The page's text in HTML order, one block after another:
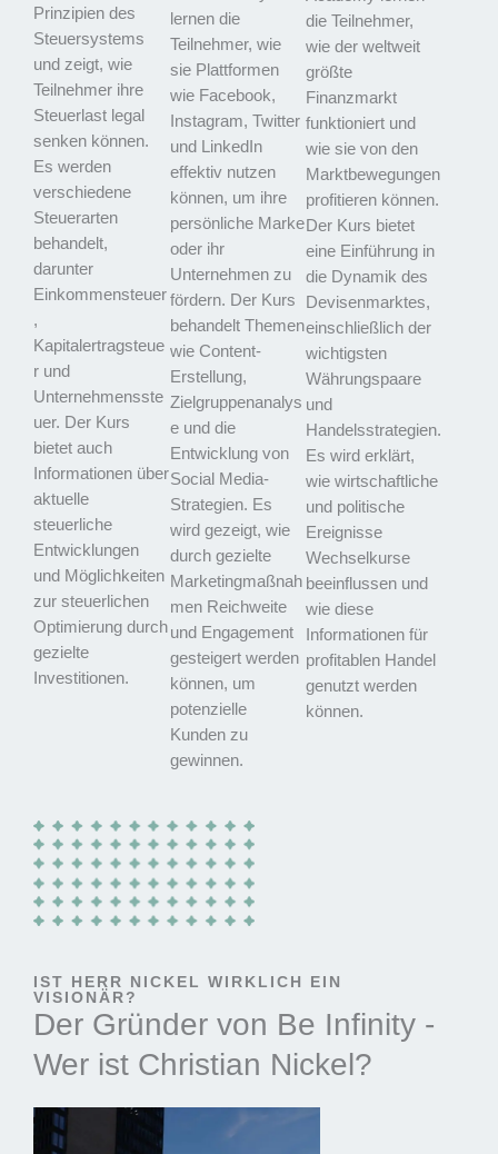
Prinzipien des
Steuersystems
und zeigt, wie
Teilnehmer ihre
Steuerlast legal
senken können.
Es werden
verschiedene
Steuerarten
behandelt,
darunter
Einkommensteuer
,
Kapitalertragsteue
r und
Unternehmensste
uer. Der Kurs
bietet auch
Informationen über
aktuelle
steuerliche
Entwicklungen
und Möglichkeiten
zur steuerlichen
Optimierung durch
gezielte
Investitionen.
lernen die
Teilnehmer, wie
sie Plattformen
wie Facebook,
Instagram, Twitter
und LinkedIn
effektiv nutzen
können, um ihre
persönliche Marke
oder ihr
Unternehmen zu
fördern. Der Kurs
behandelt Themen
wie Content-
Erstellung,
Zielgruppenanalys
e und die
Entwicklung von
Social Media-
Strategien. Es
wird gezeigt, wie
durch gezielte
Marketingmaßnah
men Reichweite
und Engagement
gesteigert werden
können, um
potenzielle
Kunden zu
gewinnen.
die Teilnehmer,
wie der weltweit
größte
Finanzmarkt
funktioniert und
wie sie von den
Marktbewegungen
profitieren können.
Der Kurs bietet
eine Einführung in
die Dynamik des
Devisenmarktes,
einschließlich der
wichtigsten
Währungspaare
und
Handelsstrategien.
Es wird erklärt,
wie wirtschaftliche
und politische
Ereignisse
Wechselkurse
beeinflussen und
wie diese
Informationen für
profitablen Handel
genutzt werden
können.
IST HERR NICKEL WIRKLICH EIN
VISIONÄR?
Der Gründer von Be Infinity -
Wer ist Christian Nickel?